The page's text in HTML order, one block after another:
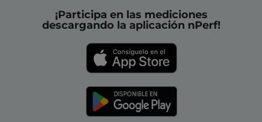
¡Participa en las mediciones
descargando la aplicación nPerf!